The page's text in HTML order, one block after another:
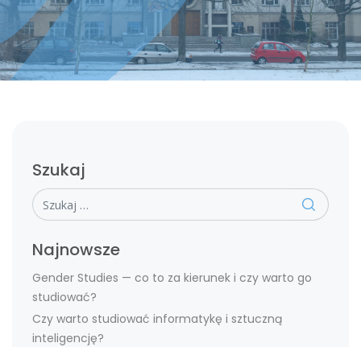
Szukaj
Szukaj
Najnowsze
Gender Studies — co to za kierunek i czy warto go
studiować?
Czy warto studiować informatykę i sztuczną
inteligencję?